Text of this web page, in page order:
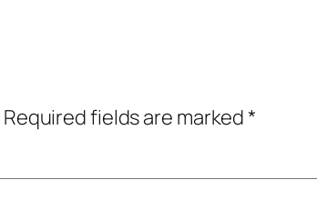
Required fields are marked*